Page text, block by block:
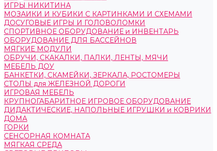
ИГРЫ НИКИТИНА
МОЗАИКИ И КУБИКИ С КАРТИНКАМИ И СХЕМАМИ
ДОСУГОВЫЕ ИГРЫ И ГОЛОВОЛОМКИ
СПОРТИВНОЕ ОБОРУДОВАНИЕ и ИНВЕНТАРЬ
ОБОРУДОВАНИЕ ДЛЯ БАССЕЙНОВ
МЯГКИЕ МОДУЛИ
ОБРУЧИ, СКАКАЛКИ, ПАЛКИ, ЛЕНТЫ, МЯЧИ
МЕБЕЛЬ ДОУ
БАНКЕТКИ, СКАМЕЙКИ, ЗЕРКАЛА, РОСТОМЕРЫ
СТОЛЫ для ЖЕЛЕЗНОЙ ДОРОГИ
ИГРОВАЯ МЕБЕЛЬ
КРУПНОГАБАРИТНОЕ ИГРОВОЕ ОБОРУДОВАНИЕ
ДИДАКТИЧЕСКИЕ, НАПОЛЬНЫЕ ИГРУШКИ и КОВРИКИ
ДОМА
ГОРКИ
СЕНСОРНАЯ КОМНАТА
МЯГКАЯ СРЕДА